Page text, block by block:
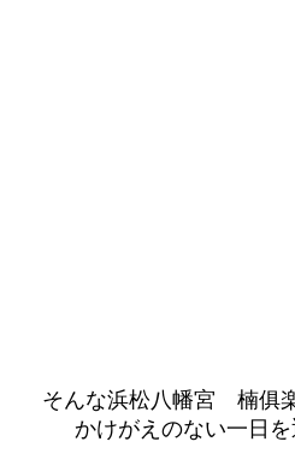
そんな浜松八幡宮　楠俱
かけがえのない一日